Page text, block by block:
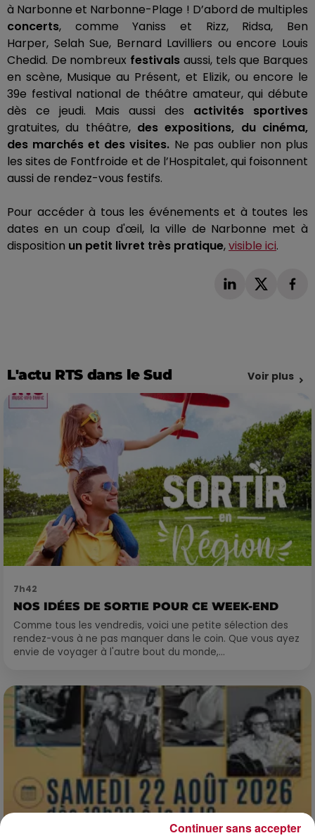
à Narbonne et Narbonne-Plage ! D’abord de multiples
concerts, comme Yaniss et Rizz, Ridsa, Ben
Harper, Selah Sue, Bernard Lavilliers ou encore Louis
Chedid. De nombreux festivals aussi, tels que Barques
en scène, Musique au Présent, et Elizik, ou encore le
39e festival national de théâtre amateur, qui débute
dès ce jeudi. Mais aussi des activités sportives
gratuites, du théâtre, des expositions, du cinéma,
des marchés et des visites. Ne pas oublier non plus
les sites de Fontfroide et de l’Hospitalet, qui foisonnent
aussi de rendez-vous festifs.
Pour accéder à tous les événements et à toutes les
dates en un coup d'œil, la ville de Narbonne met à
disposition un petit livret très pratique,visible ici.
L'actu RTS dans le Sud Voir plus
7h42
NOS IDÉES DE SORTIE POUR CE WEEK-END
Comme tous les vendredis, voici une petite sélection des
rendez-vous à ne pas manquer dans le coin. Que vous ayez
envie de voyager à l'autre bout du monde,...
Continuer sans accepter